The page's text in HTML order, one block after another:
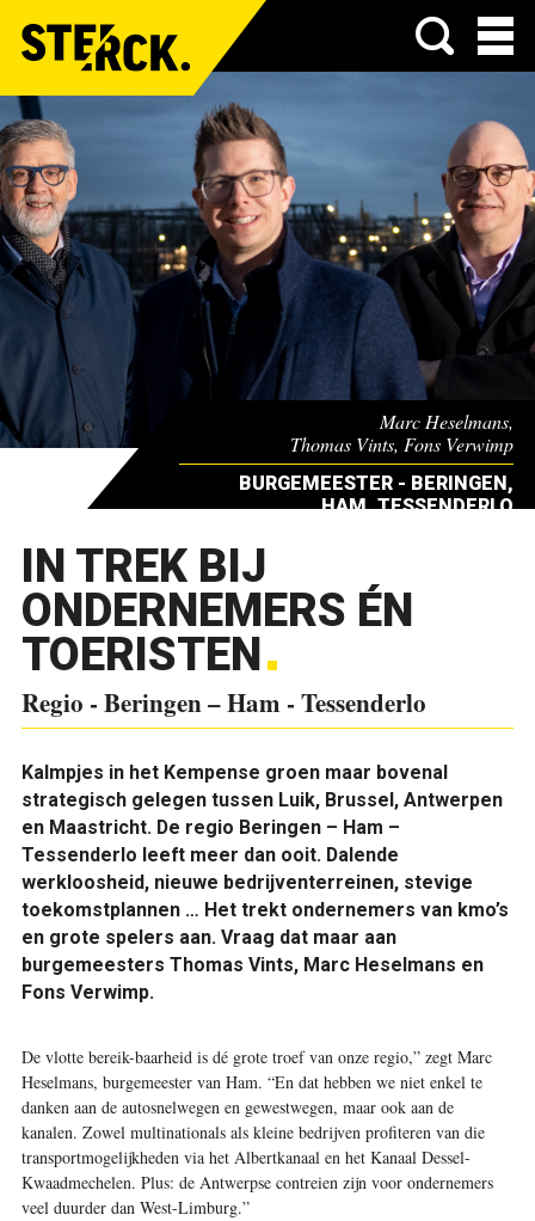
Menu
Marc Heselmans,
Thomas Vints, Fons Verwimp
BURGEMEESTER - BERINGEN,
HAM, TESSENDERLO
IN TREK BIJ
ONDERNEMERS ÉN
TOERISTEN
Regio - Beringen – Ham - Tessenderlo
Kalmpjes in het Kempense groen maar bovenal
strategisch gelegen tussen Luik, Brussel, Antwerpen
en Maastricht. De regio Beringen – Ham –
Tessenderlo leeft meer dan ooit. Dalende
werkloosheid, nieuwe bedrijventerreinen, stevige
toekomstplannen … Het trekt ondernemers van kmo’s
en grote spelers aan. Vraag dat maar aan
burgemeesters Thomas Vints, Marc Heselmans en
Fons Verwimp.
De vlotte bereik-baarheid is dé grote troef van onze regio,” zegt Marc
Heselmans, burgemeester van Ham. “En dat hebben we niet enkel te
danken aan de autosnelwegen en gewestwegen, maar ook aan de
kanalen. Zowel multinationals als kleine bedrijven profiteren van die
transportmogelijkheden via het Albertkanaal en het Kanaal Dessel-
Kwaadmechelen. Plus: de Antwerpse contreien zijn voor ondernemers
veel duurder dan West-Limburg.”